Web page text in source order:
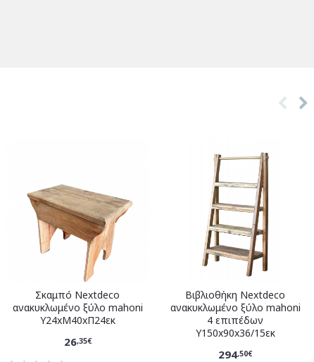
Σκαμπό Nextdeco
ανακυκλωμένο ξύλο mahoni
Υ24xM40xΠ24εκ
26,35€
Βιβλιοθήκη Nextdeco
ανακυκλωμένο ξύλο mahoni
4 επιπέδων
Υ150x90x36/15εκ
294,50€